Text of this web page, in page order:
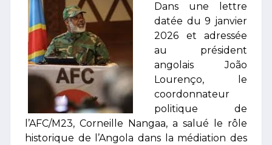
Dans une lettre
datée du 9 janvier
2026 et adressée
au président
angolais João
Lourenço, le
coordonnateur
politique de
l’AFC/M23, Corneille Nangaa, a salué le rôle
historique de l’Angola dans la médiation des